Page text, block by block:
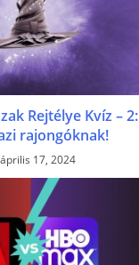
Rejtélye Kvíz – 2:
rajongóknak!
április 17, 2024